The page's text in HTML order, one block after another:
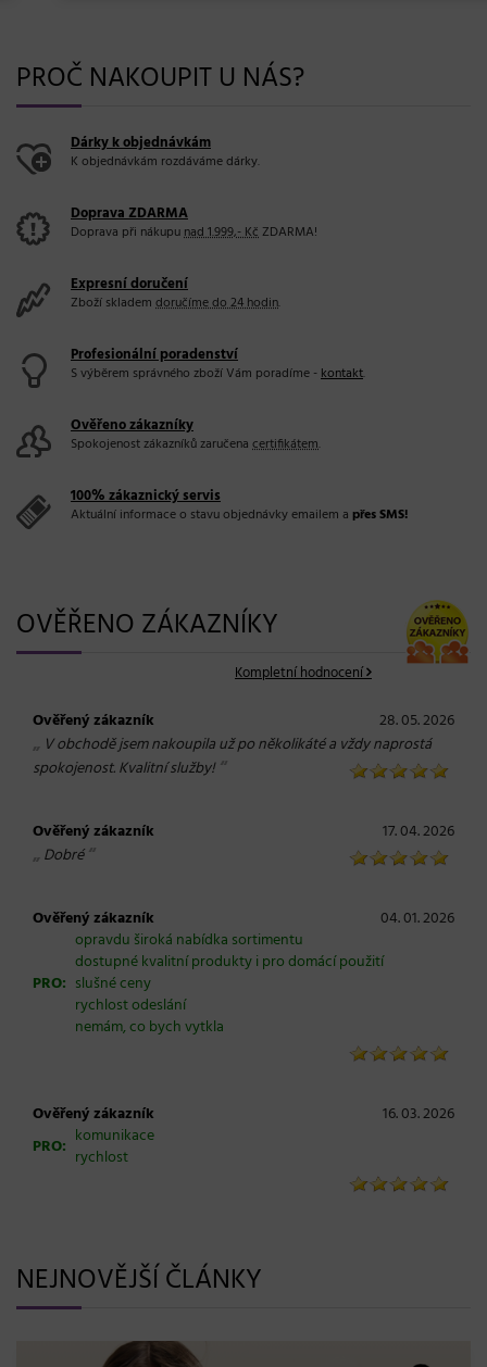
PROČ NAKOUPIT U NÁS?
Dárky k objednávkám
K objednávkám rozdáváme dárky.
Doprava ZDARMA
Doprava při nákupunad 1.999,- KčZDARMA!
Expresní doručení
Zboží skladem doručíme do 24 hodin.
Profesionální poradenství
S výběrem správného zboží Vám poradíme -kontakt.
Ověřeno zákazníky
Spokojenost zákazníků zaručena certifikátem.
100% zákaznický servis
Aktuální informace o stavu objednávky emailem a přes SMS!
OVĚŘENO ZÁKAZNÍKY
Kompletní hodnocení
Ověřený zákazník 28. 05. 2026
„ V obchodě jsem nakoupila už po několikáté a vždy naprostá
spokojenost. Kvalitní služby!“
Ověřený zákazník 17. 04. 2026
„ Dobré“
Ověřený zákazník 04. 01. 2026
PRO:
opravdu široká nabídka sortimentu
dostupné kvalitní produkty i pro domácí použití
slušné ceny
rychlost odeslání
nemám, co bych vytkla
Ověřený zákazník
16. 03. 2026
PRO: komunikace
rychlost
NEJNOVĚJŠÍ ČLÁNKY